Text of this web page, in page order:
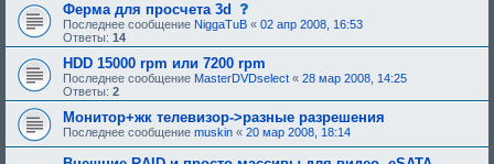
Ферма для просчета 3d
о
б
щ
е
н
и
е
,
т
р
Последнее сообщение NiggaTuB « 02 апр 2008, 16:53
Ответы: 14
HDD 15000 rpm или 7200 rpm
Последнее сообщение MasterDVDselect « 28 мар 2008, 14:25
Ответы: 2
Монитор+жк телевизор->разные разрешения
Последнее сообщение muskin « 20 мар 2008, 18:14